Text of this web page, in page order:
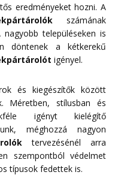
eredményeket hozni. A
számának
településeken is
döntenek a kétkerekű
igényel.
és kiegészítők között
Méretben, stílusban és
igényt kielégítő
méghozzá nagyon
tervezésénél arra
szempontból védelmet
típusok fedettek is.